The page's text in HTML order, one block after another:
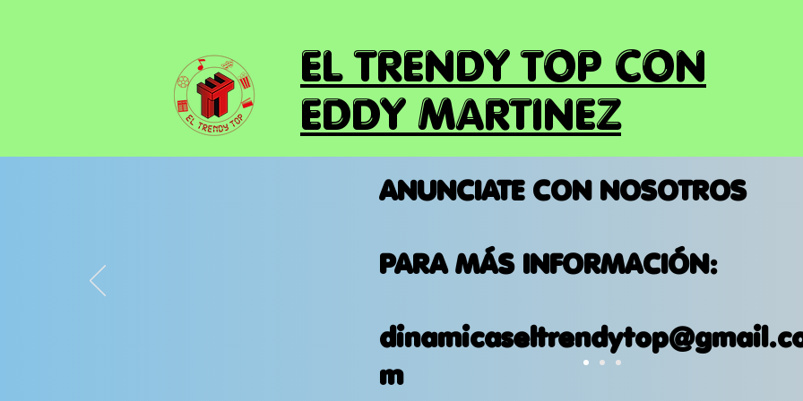
EL TRENDY TOP CON
EDDY MARTINEZ
ANUNCIATE CON NOSOTROS
PARA MÁS INFORMACIÓN:
m